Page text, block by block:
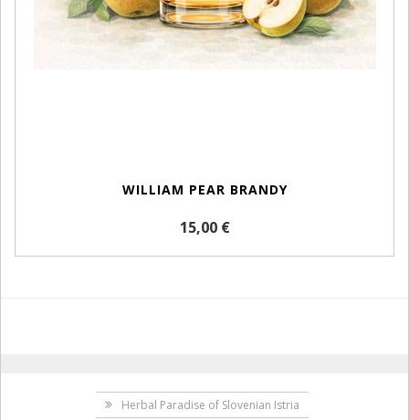
WILLIAM PEAR BRANDY
15,00 €
Herbal Paradise of Slovenian Istria